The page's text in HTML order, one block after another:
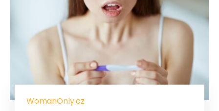
WomanOnly.cz